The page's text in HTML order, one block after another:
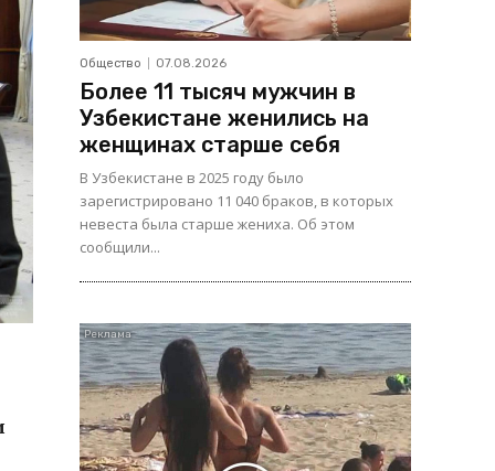
Общество 07.08.2026
Более 11 тысяч мужчин в
Узбекистане женились на
женщинах старше себя
В Узбекистане в 2025 году было
зарегистрировано 11 040 браков, в которых
невеста была старше жениха. Об этом
сообщили...